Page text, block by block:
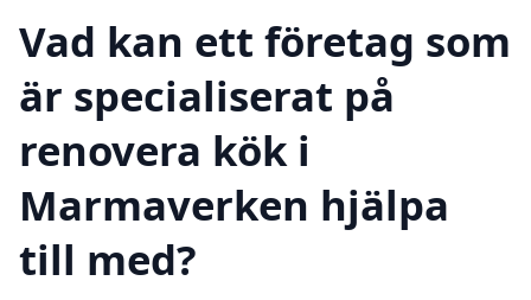
Vad kan ett företag som
är specialiserat på
renovera kök i
Marmaverken hjälpa
till med?